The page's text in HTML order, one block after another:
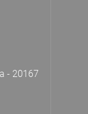
- 20167